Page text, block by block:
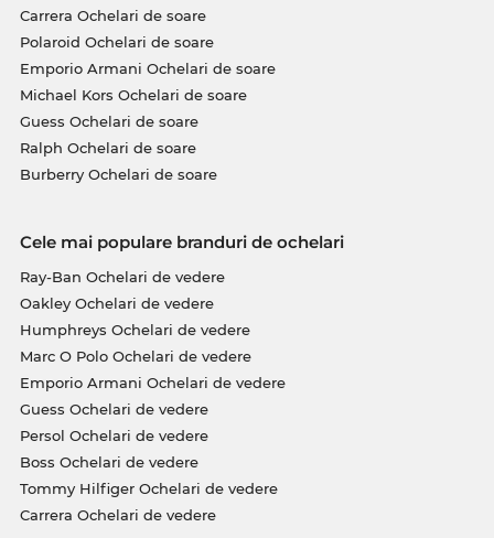
Carrera Ochelari de soare
Polaroid Ochelari de soare
Emporio Armani Ochelari de soare
Michael Kors Ochelari de soare
Guess Ochelari de soare
Ralph Ochelari de soare
Burberry Ochelari de soare
Cele mai populare branduri de ochelari
Ray-Ban Ochelari de vedere
Oakley Ochelari de vedere
Humphreys Ochelari de vedere
Marc O Polo Ochelari de vedere
Emporio Armani Ochelari de vedere
Guess Ochelari de vedere
Persol Ochelari de vedere
Boss Ochelari de vedere
Tommy Hilfiger Ochelari de vedere
Carrera Ochelari de vedere